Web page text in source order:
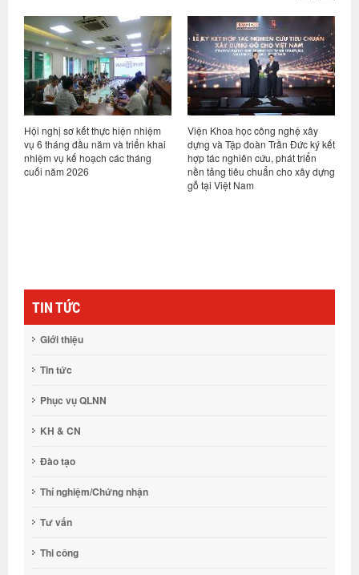
kết thực hiện nhiệm
đầu năm và triển khai
kế hoạch các tháng
2026
Viện Khoa học công nghệ xây
dựng và Tập đoàn Trần Đức ký kết
hợp tác nghiên cứu, phát triển
nền tảng tiêu chuẩn cho xây dựng
gỗ tại Việt Nam
Viện trưởng
tiếp và làm
TNHH Viện
kiến trúc Đại
TIN TỨC
Giới thiệu
Tin tức
Phục vụ QLNN
KH & CN
Đào tạo
Thí nghiệm/Chứng nhận
Tư vấn
Thi công